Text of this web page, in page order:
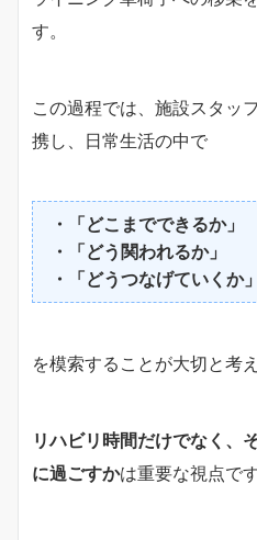
す。
この過程では、施設スタッ
携し、日常生活の中で
・「どこまでできるか」
・「どう関われるか」
・「どうつなげていくか」
を模索することが大切と考え
リハビリ時間だけでなく、
に過ごすかは重要な視点で